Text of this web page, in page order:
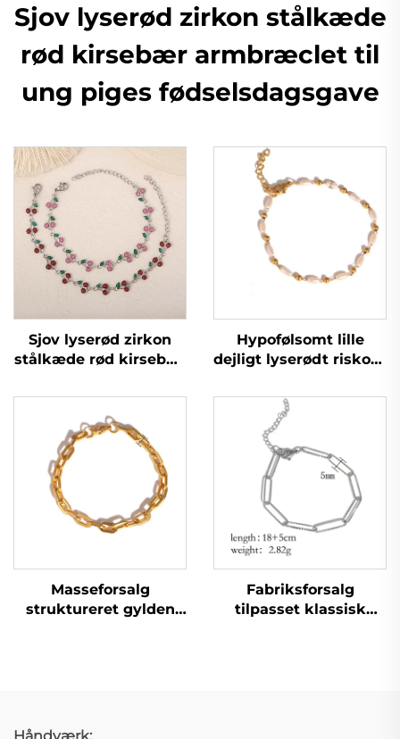
Sjov lyserød zirkon stålkæde
rød kirsebær armbræclet til
ung piges fødselsdagsgave
Sjov lyserød zirkon
stålkæde rød kirsebær
piges fødselsdagsgave
Hypofølsomt lille
dejligt lyserødt riskorn
datter
Masseforsalg
struktureret gylden
Fabriksforsalg
tilpasset klassisk